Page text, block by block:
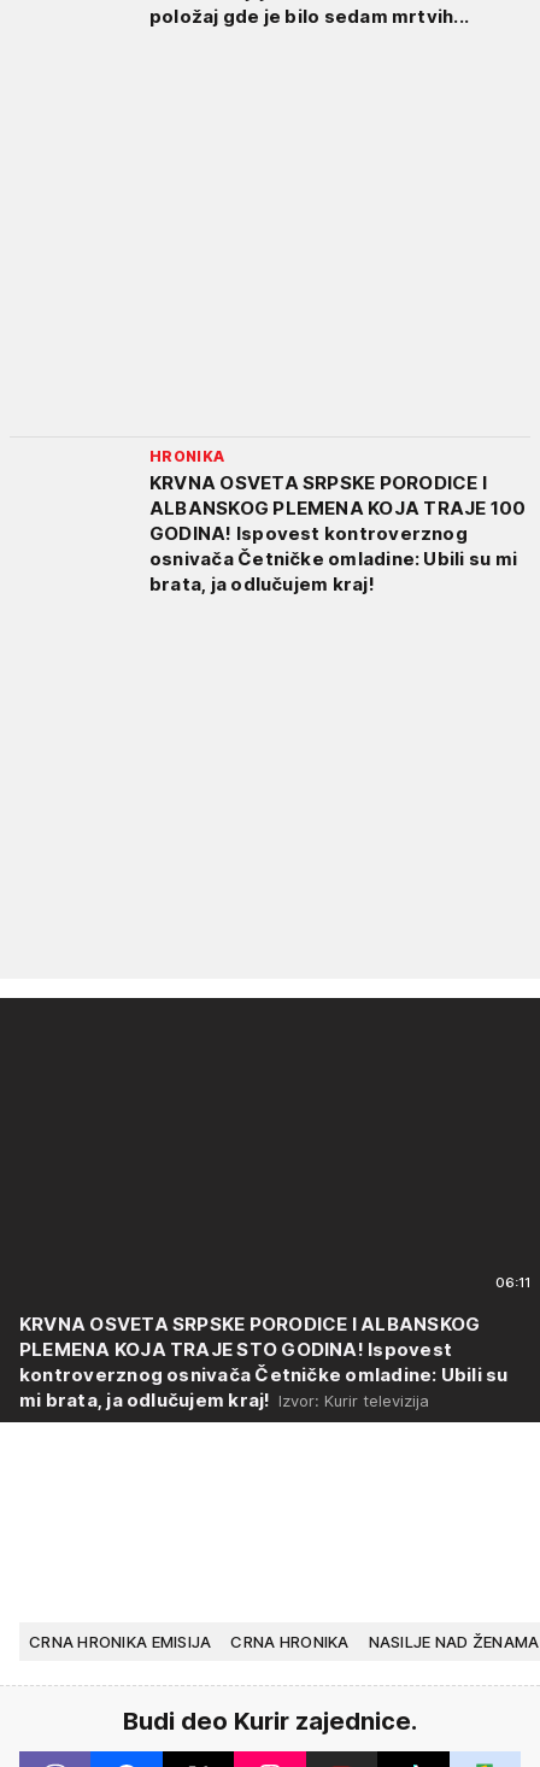
položaj gde je bilo sedam mrtvih...
HRONIKA
KRVNA OSVETA SRPSKE PORODICE I
ALBANSKOG PLEMENA KOJA TRAJE 100
GODINA! Ispovest kontroverznog
osnivača Četničke omladine: Ubili su mi
brata, ja odlučujem kraj!
06:11
KRVNA OSVETA SRPSKE PORODICE I ALBANSKOG
PLEMENA KOJA TRAJE STO GODINA! Ispovest
kontroverznog osnivača Četničke omladine: Ubili su
mi brata, ja odlučujem kraj! Izvor: Kurir televizija
CRNA HRONIKA EMISIJA CRNA HRONIKA NASILJE NAD ŽENAMA
Budi deo Kurir zajednice.